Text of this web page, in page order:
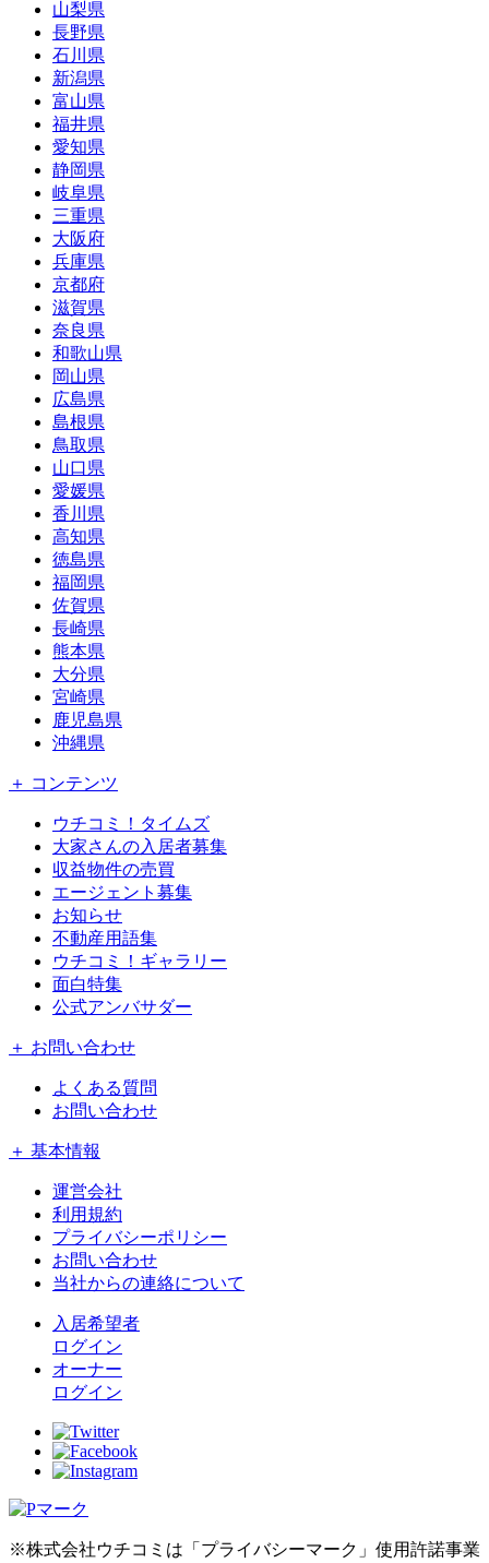
山梨県
長野県
石川県
新潟県
富山県
福井県
愛知県
静岡県
岐阜県
三重県
大阪府
兵庫県
京都府
滋賀県
奈良県
和歌山県
岡山県
広島県
島根県
鳥取県
山口県
愛媛県
香川県
高知県
徳島県
福岡県
佐賀県
長崎県
熊本県
大分県
宮崎県
鹿児島県
沖縄県
＋ コンテンツ
ウチコミ！タイムズ
大家さんの入居者募集
収益物件の売買
エージェント募集
お知らせ
不動産用語集
ウチコミ！ギャラリー
面白特集
公式アンバサダー
＋ お問い合わせ
よくある質問
お問い合わせ
＋ 基本情報
運営会社
利用規約
プライバシーポリシー
お問い合わせ
当社からの連絡について
入居希望者
ログイン
オーナー
ログイン
※株式会社ウチコミは「プライバシーマーク」使用許諾事業